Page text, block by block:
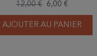
12,00 € 6,00 €
AJOUTER AU PANIER